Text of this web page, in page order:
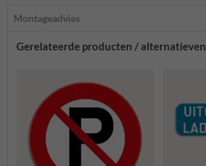
Montageadvies
Gerelateerde producten / alternatieven